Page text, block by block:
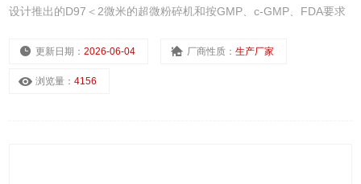
设计推出的D97＜2微米的超微粉碎机和按GMP、c-GMP、FDA要求
更新日期：2026-06-04 厂商性质：生产厂家
浏览量：4156